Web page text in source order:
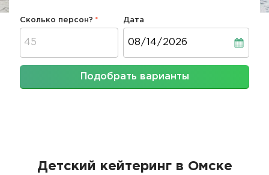
Сколько персон? Дата
Подобрать варианты
Детский кейтеринг в Омске